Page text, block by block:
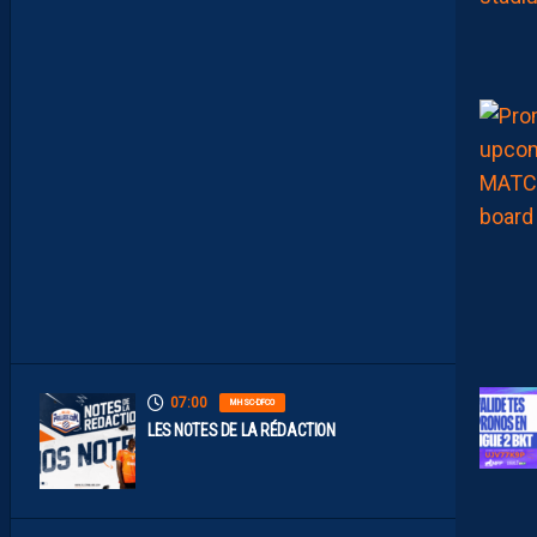
E
A
M
M
E
N
T
À
L
07:00 MHSC-DFCO
LES NOTES DE LA RÉDACTION